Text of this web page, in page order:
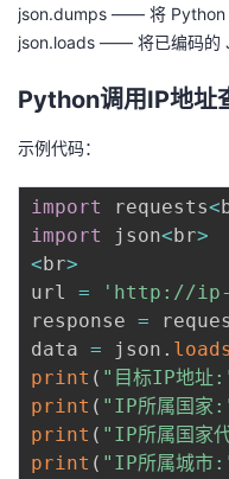
json.dumps —— 将 Python
json.loads —— 将已编码的
Python调用IP地址
示例代码：
import requests<
import
json< br>
< br>
url = 'http://ip-
response =
data = json . loads
print ( "目标IP地址
print ( "IP所属国家
print ( "IP所属国家
print ( "IP所属城市